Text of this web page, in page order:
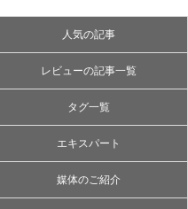
人気の記事
レビューの記事一覧
タグ一覧
エキスパート
媒体のご紹介